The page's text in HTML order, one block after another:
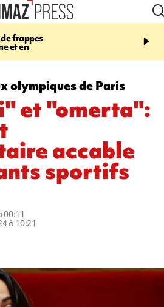
frappes
et en
17:14
Quatre
européennes pour les
olympiques de Paris
et "omerta":
accable
sportifs
00:11
à 10:21